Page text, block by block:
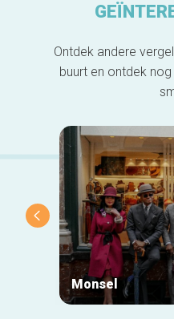
Ontdek andere
buurt en ontdek
Monsel